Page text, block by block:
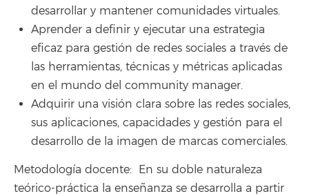
desarrollar y mantener comunidades virtuales.
Aprender a definir y ejecutar una estrategia
eficaz para gestión de redes sociales a través de
las herramientas, técnicas y métricas aplicadas
en el mundo del community manager.
Adquirir una visión clara sobre las redes sociales,
sus aplicaciones, capacidades y gestión para el
desarrollo de la imagen de marcas comerciales.
Metodología docente: En su doble naturaleza
teórico-práctica la enseñanza se desarrolla a partir